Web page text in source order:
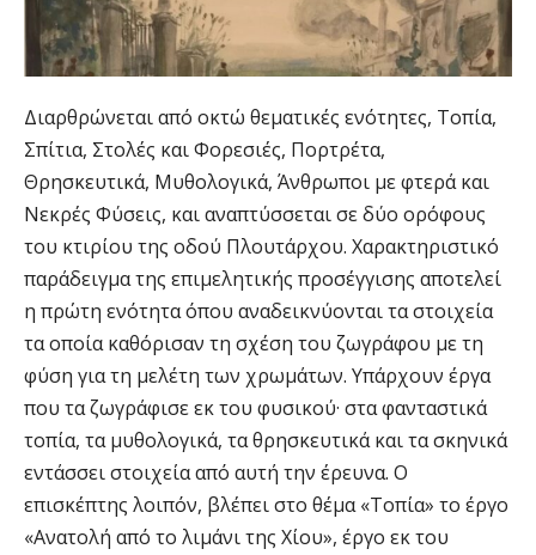
Διαρθρώνεται από οκτώ θεματικές ενότητες, Τοπία,
Σπίτια, Στολές και Φορεσιές, Πορτρέτα,
Θρησκευτικά, Μυθολογικά, Άνθρωποι με φτερά και
Νεκρές Φύσεις, και αναπτύσσεται σε δύο ορόφους
του κτιρίου της οδού Πλουτάρχου. Χαρακτηριστικό
παράδειγμα της επιμελητικής προσέγγισης αποτελεί
η πρώτη ενότητα όπου αναδεικνύονται τα στοιχεία
τα οποία καθόρισαν τη σχέση του ζωγράφου με τη
φύση για τη μελέτη των χρωμάτων. Υπάρχουν έργα
που τα ζωγράφισε εκ του φυσικού· στα φανταστικά
τοπία, τα μυθολογικά, τα θρησκευτικά και τα σκηνικά
εντάσσει στοιχεία από αυτή την έρευνα. Ο
επισκέπτης λοιπόν, βλέπει στο θέμα «Τοπία» το έργο
«Ανατολή από το λιμάνι της Χίου», έργο εκ του